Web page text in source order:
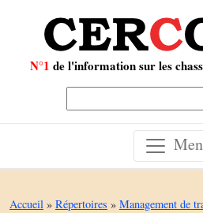
N°1 de l'information sur les
Accueil » Répertoires » Management de